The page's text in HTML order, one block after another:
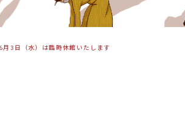
月3日（水）は臨時休館いたします